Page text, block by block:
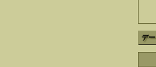
デ